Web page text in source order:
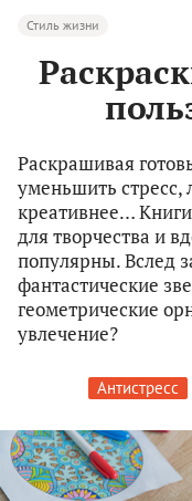
Стиль жизни
Раскрашивая
уменьшить стресс,
креативнее…
для творчества и
популярны. Вслед
фантастические
геометрические
увлечение?
Антистресс